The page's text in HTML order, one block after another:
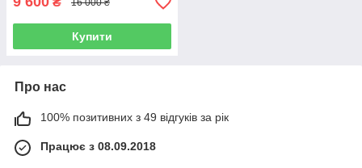
16 000 ₴
Купити
Про нас
100% позитивних з 49 відгуків за рік
Працює з 08.09.2018